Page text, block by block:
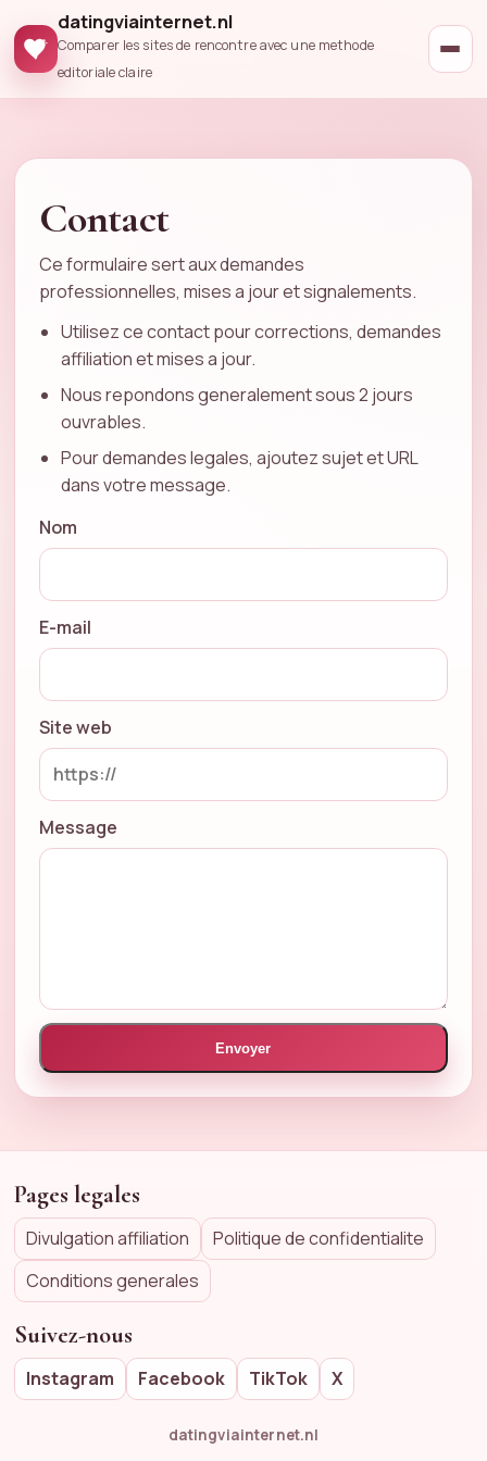
datingviainternet.nl
Comparer les sites de rencontre avec une methode
editoriale claire
Contact
Ce formulaire sert aux demandes
professionnelles, mises a jour et signalements.
Utilisez ce contact pour corrections, demandes
affiliation et mises a jour.
Nous repondons generalement sous 2 jours
ouvrables.
Pour demandes legales, ajoutez sujet et URL
dans votre message.
Nom
E-mail
Site web
Message
Envoyer
Pages legales
Divulgation affiliation
Politique de confidentialite
Conditions generales
Suivez-nous
Instagram Facebook TikTok X
datingviainternet.nl